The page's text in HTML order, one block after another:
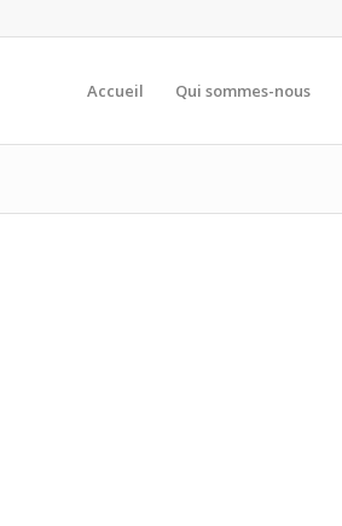
Accueil Qui sommes-nous